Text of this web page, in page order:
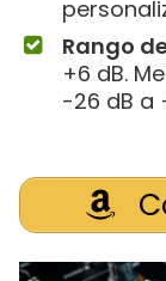
Rango
+6 dB.
-26 dB a